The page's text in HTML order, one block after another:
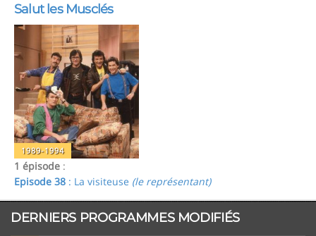
Salut les Musclés
1989-1994
1 épisode :
Episode 38 : La visiteuse (le représentant)
DERNIERS PROGRAMMES MODIFIÉS